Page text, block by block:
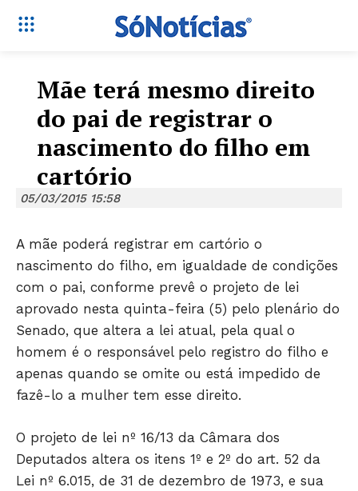
Mãe terá mesmo direito
do pai de registrar o
nascimento do filho em
cartório
05/03/2015 15:58
A mãe poderá registrar em cartório o
nascimento do filho, em igualdade de condições
com o pai, conforme prevê o projeto de lei
aprovado nesta quinta-feira (5) pelo plenário do
Senado, que altera a lei atual, pela qual o
homem é o responsável pelo registro do filho e
apenas quando se omite ou está impedido de
fazê-lo a mulher tem esse direito.
O projeto de lei nº 16/13 da Câmara dos
Deputados altera os itens 1º e 2º do art. 52 da
Lei nº 6.015, de 31 de dezembro de 1973, e sua